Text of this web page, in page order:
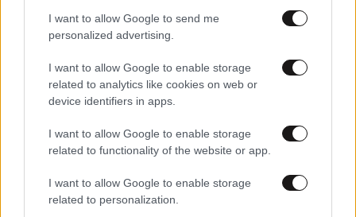
I want to allow Google to send me
personalized advertising.
I want to allow Google to enable storage
related to analytics like cookies on web or
device identifiers in apps.
I want to allow Google to enable storage
related to functionality of the website or app.
I want to allow Google to enable storage
related to personalization.
ΠΕΡΙΣΣΟΤΕΡΑ ΑΠΟ ΤΗΝ
ΠΟΛΙΤΙΚΗ